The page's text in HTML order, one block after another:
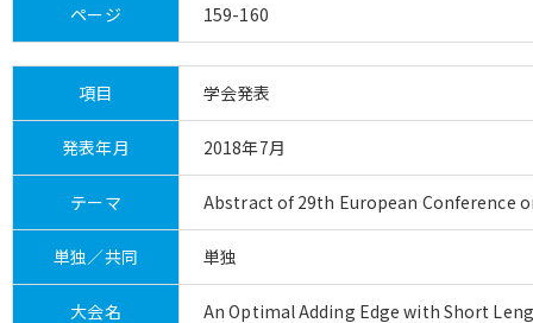
ページ 159-160
項目 学会発表
発表年月 2018年7月
テーマ Abstract of 29th European Conference
単独／共同 単独
大会名 An Optimal Adding Edge with Short